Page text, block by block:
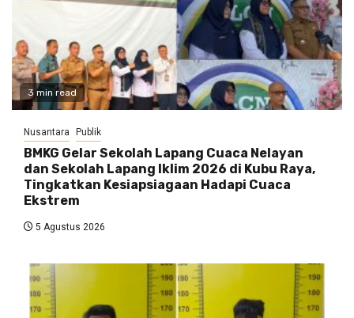
3 min read
Nusantara Publik
BMKG Gelar Sekolah Lapang Cuaca Nelayan
dan Sekolah Lapang Iklim 2026 di Kubu Raya,
Tingkatkan Kesiapsiagaan Hadapi Cuaca
Ekstrem
5 Agustus 2026